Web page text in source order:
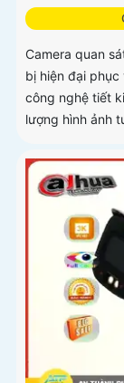
Camera quan
bị hiện đại
công nghệ tiết
lượng hình ảnh